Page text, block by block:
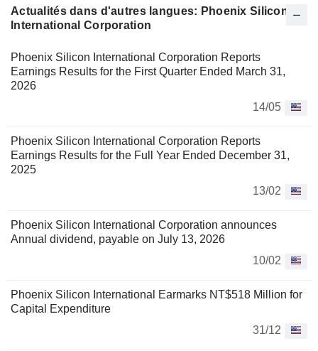
Actualités dans d'autres langues: Phoenix Silicon
International Corporation
Phoenix Silicon International Corporation Reports
Earnings Results for the First Quarter Ended March 31,
2026
14/05
Phoenix Silicon International Corporation Reports
Earnings Results for the Full Year Ended December 31,
2025
13/02
Phoenix Silicon International Corporation announces
Annual dividend, payable on July 13, 2026
10/02
Phoenix Silicon International Earmarks NT$518 Million for
Capital Expenditure
31/12